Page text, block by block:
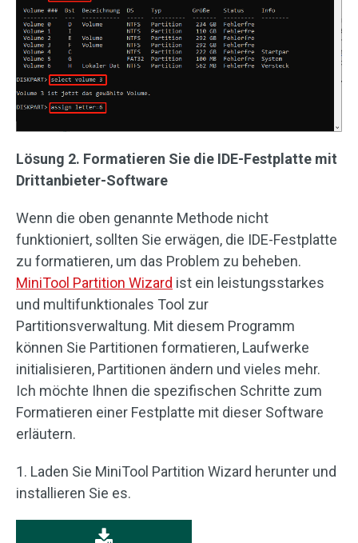
Lösung 2. Formatieren Sie die IDE-Festplatte mit
Drittanbieter-Software
Wenn die oben genannte Methode nicht
funktioniert, sollten Sie erwägen, die IDE-Festplatte
zu formatieren, um das Problem zu beheben.
MiniTool Partition Wizard ist ein leistungsstarkes
und multifunktionales Tool zur
Partitionsverwaltung. Mit diesem Programm
können Sie Partitionen formatieren, Laufwerke
initialisieren, Partitionen ändern und vieles mehr.
Ich möchte Ihnen die spezifischen Schritte zum
Formatieren einer Festplatte mit dieser Software
erläutern.
1. Laden Sie MiniTool Partition Wizard herunter und
installieren Sie es.